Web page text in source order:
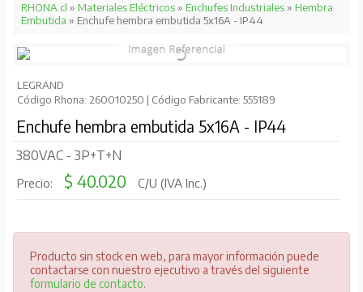
RHONA.cl » Materiales Eléctricos» Enchufes Industriales» Hembra
Embutida » Enchufe hembra embutida 5x16A - IP44
LEGRAND
Código Rhona: 260010250 | Código Fabricante: 555189
Enchufe hembra embutida 5x16A - IP44
380VAC - 3P+T+N
Precio: $ 40.020 C/U (IVA Inc.)
Producto sin stock en web, para mayor información puede
contactarse con nuestro ejecutivo a través del siguiente
formulario de contacto.